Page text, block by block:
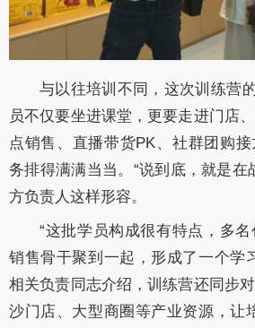
与以往培训不同，这次训练营
员不仅要坐进课堂，更要走进门店
点销售、直播带货PK、社群团购
务排得满满当当。“说到底，就是在
方负责人这样形容。
“这批学员构成很有特点，多名
销售骨干聚到一起，形成了一个学
相关负责同志介绍，训练营还同步
沙门店、大型商圈等产业资源，让